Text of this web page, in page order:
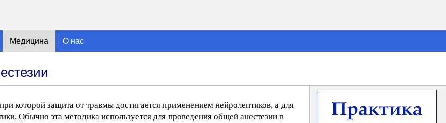
Медицина О нас
которой защита от травмы достигается применением нейролептиков, а для
Обычно эта методика используется для проведения общей анестезии в